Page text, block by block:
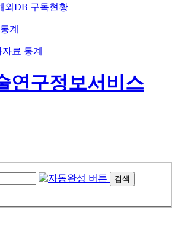
외DB 구독현황
계
료 통계
검색